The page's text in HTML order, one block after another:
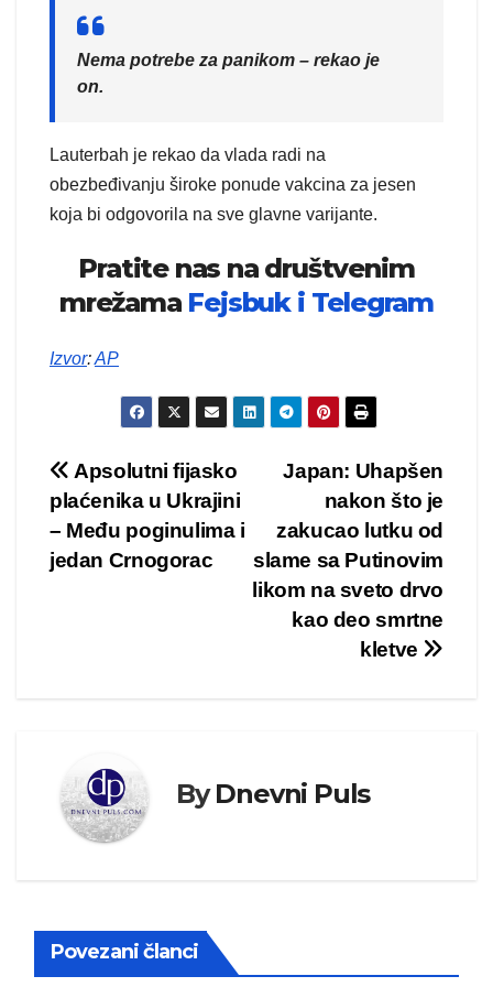
Nema potrebe za panikom – rekao je
on.
Lauterbah je rekao da vlada radi na
obezbeđivanju široke ponude vakcina za jesen
koja bi odgovorila na sve glavne varijante.
Pratite nas na društvenim
mrežama Fejsbuk i Telegram
Izvor:AP
Kretanje
članka
Japan: Uhapšen
nakon što je
zakucao lutku od
slame sa Putinovim
likom na sveto drvo
kao deo smrtne
kletve
Apsolutni fijasko
plaćenika u Ukrajini
– Među poginulima i
jedan Crnogorac
ByDnevni Puls
Povezani članci